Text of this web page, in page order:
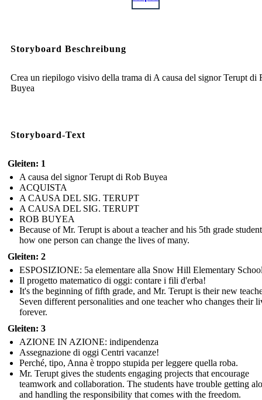
Storyboard Beschreibung
Crea un riepilogo visivo della trama di A causa del signor Terupt di
Buyea
Storyboard-Text
Gleiten: 1
A causa del signor Terupt di Rob Buyea
ACQUISTA
A CAUSA DEL SIG. TERUPT
A CAUSA DEL SIG. TERUPT
ROB BUYEA
Because of Mr. Terupt is about a teacher and his 5th grade
how one person can change the lives of many.
Gleiten: 2
ESPOSIZIONE: 5a elementare alla Snow Hill Elementary
Il progetto matematico di oggi: contare i fili d'erba!
It's the beginning of fifth grade, and Mr. Terupt is their new
Seven different personalities and one teacher who changes their
forever.
Gleiten: 3
AZIONE IN AZIONE: indipendenza
Assegnazione di oggi Centri vacanze!
Perché, tipo, Anna è troppo stupida per leggere quella roba.
Mr. Terupt gives the students engaging projects that encourage
teamwork and collaboration. The students have trouble getting
and handling the responsibility that comes with the freedom.